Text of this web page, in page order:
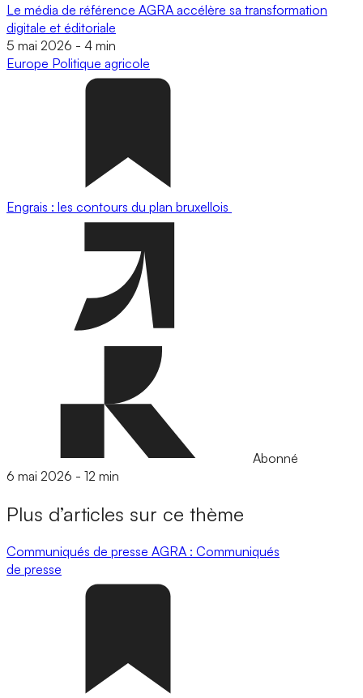
Le média de référence AGRA accélère sa transformation
digitale et éditoriale
5 mai 2026 - 4 min
Europe Politique agricole
Engrais : les contours du plan bruxellois
Abonné
6 mai 2026 - 12 min
Plus d’articles sur ce thème
Communiqués de presse AGRA : Communiqués
de presse